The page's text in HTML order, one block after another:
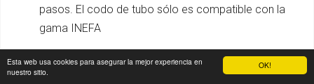
OK!
Esta web usa cookies para asegurar la mejor experiencia en
nuestro sitio.
pasos. El codo de tubo sólo es compatible con la
gama INEFA
ACCESORIOS PARA CUBIERTAS DE TEJADO: En
nuestra gama encontrará piezas individuales INEFA,